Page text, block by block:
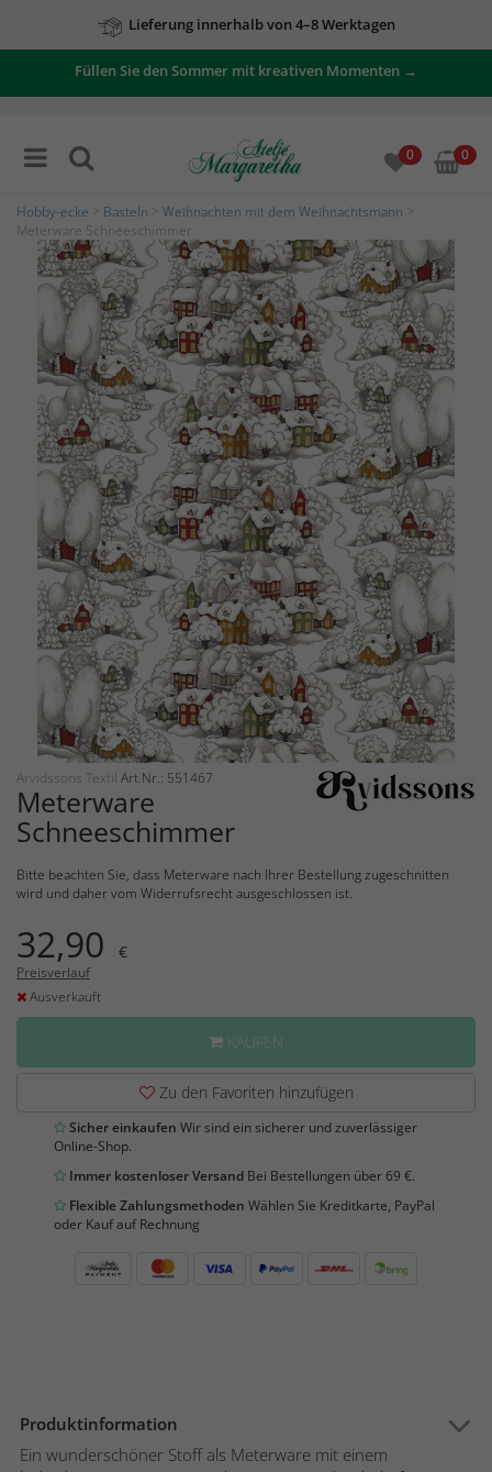
Lieferung innerhalb von 4–8 Werktagen
Füllen Sie den Sommer mit kreativen Momenten →
0 0
Hobby-ecke Basteln Weihnachten mit dem Weihnachtsmann
Meterware Schneeschimmer
Arvidssons Textil Art.Nr.: 551467
Meterware
Schneeschimmer
Bitte beachten Sie, dass Meterware nach Ihrer Bestellung zugeschnitten
wird und daher vom Widerrufsrecht ausgeschlossen ist.
32,90 €
Preisverlauf
Ausverkauft
KAUFEN
Zu den Favoriten hinzufügen
Sicher einkaufen Wir sind ein sicherer und zuverlässiger
Online-Shop.
Immer kostenloser Versand Bei Bestellungen über 69 €.
Flexible Zahlungsmethoden Wählen Sie Kreditkarte, PayPal
oder Kauf auf Rechnung
Produktinformation
Ein wunderschöner Stoff als Meterware mit einem